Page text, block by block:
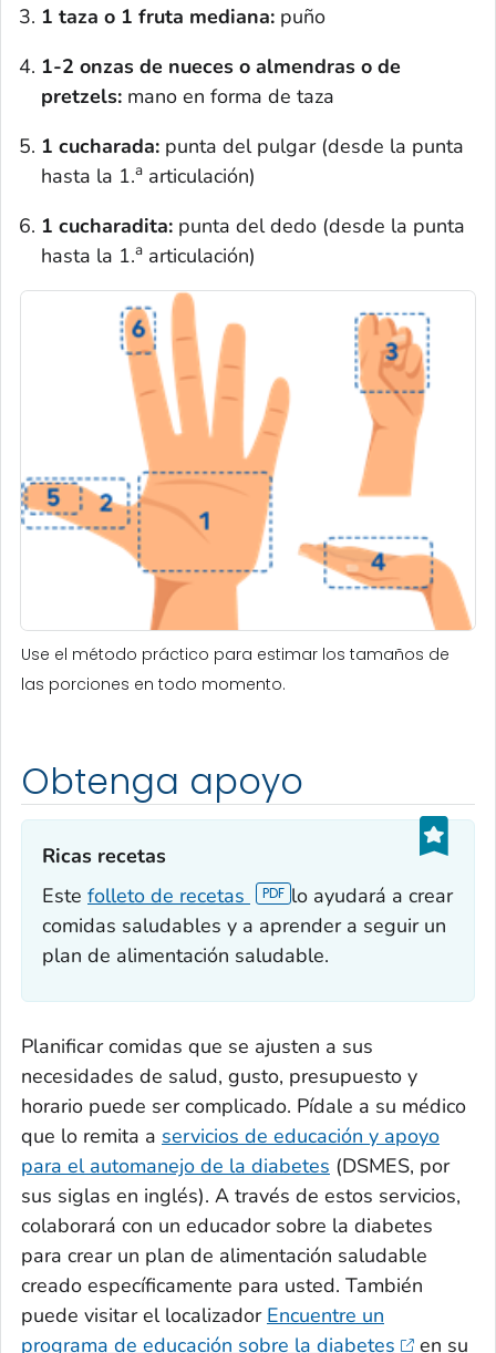
1 taza o 1 fruta mediana: puño
1-2 onzas de nueces o almendras o de
pretzels: mano en forma de taza
1 cucharada: punta del pulgar (desde la punta
hasta la 1.a articulación)
1 cucharadita: punta del dedo (desde la punta
hasta la 1.a articulación)
Use el método práctico para estimar los tamaños de
las porciones en todo momento.
Obtenga apoyo
Ricas recetas‎
Este folleto de recetas
lo ayudará a crear
comidas saludables y a aprender a seguir un
plan de alimentación saludable.
Planificar comidas que se ajusten a sus
necesidades de salud, gusto, presupuesto y
horario puede ser complicado. Pídale a su médico
que lo remita a servicios de educación y apoyo
para el automanejo de la diabetes (DSMES, por
sus siglas en inglés). A través de estos servicios,
colaborará con un educador sobre la diabetes
para crear un plan de alimentación saludable
creado específicamente para usted. También
puede visitar el localizador Encuentre un
programa de educación sobre la diabetes
en su